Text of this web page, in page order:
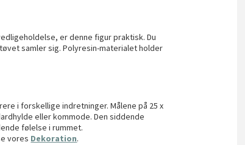
er denne figur praktisk. Du
samler sig. Polyresin-materialet holder
i forskellige indretninger. Målene på 25 x
eller kommode. Den siddende
følelse i rummet.
vores Dekoration.